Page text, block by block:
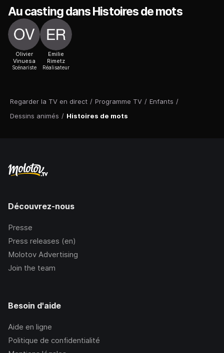
Regarder la TV en direct / Programme TV / Enfants /
Dessins animés / Histoires de mots
Au casting dans Histoires de mots
Olivier
Vinuesa
Scénariste
Emilie
Rimetz
Réalisateur
Découvrez-nous
Presse
Press releases (en)
Molotov Advertising
Join the team
Besoin d'aide
Aide en ligne
Politique de confidentialité